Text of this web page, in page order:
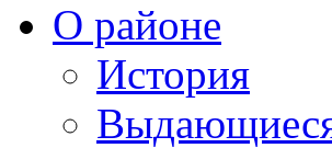
О районе
История